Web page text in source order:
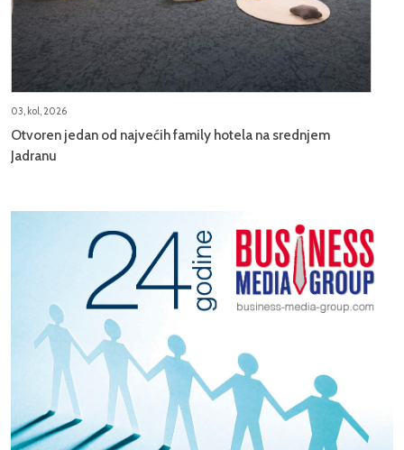
03, kol, 2026
Otvoren jedan od najvećih family hotela na srednjem
Jadranu